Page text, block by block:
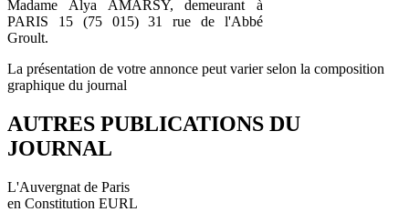
Madame Alya AMARSY, demeurant à
PARIS 15 (75 015) 31 rue de l'Abbé
Groult.
La présentation de votre annonce peut varier selon la composition
graphique du journal
AUTRES PUBLICATIONS DU
JOURNAL
L'Auvergnat de Paris
en Constitution EURL